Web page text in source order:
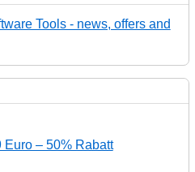
Tools - news, offers and
Euro – 50% Rabatt